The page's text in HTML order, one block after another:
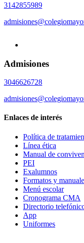
3142855989
Admisiones
3046626728
Enlaces de interés
Política de
Línea ética
Manual de
PEI
Exalumnos
Formatos y
Menú escolar
Cronograma CMA
Directorio
App
Uniformes